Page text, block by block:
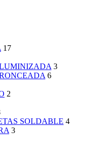
17
3
6
2
SOLDABLE 4
3